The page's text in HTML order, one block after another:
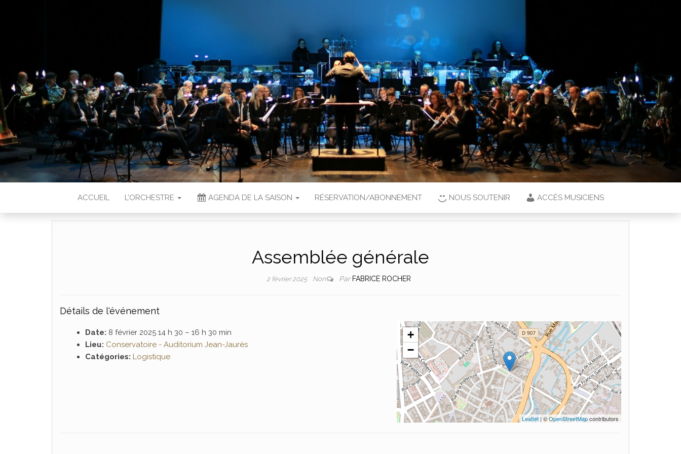
ACCUEIL L’ORCHESTRE AGENDA DE LA SAISON RÉSERVATION/ABONNEMENT NOUS SOUTENIR ACCÈS MUSICIENS
Assemblée générale
2 février 2025 Non Par FABRICE ROCHER
Détails de l'événement
Date: 8 février 2025 14 h 30 – 16 h 30 min
Lieu: Conservatoire - Auditorium Jean-Jaurès
Catégories: Logistique
+
−
Leaflet | ©OpenStreetMapcontributors